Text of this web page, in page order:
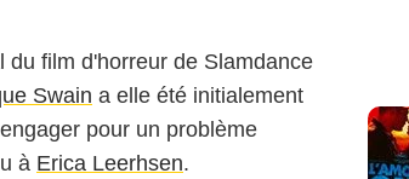
du film d'horreur de Slamdance
Swain a elle été initialement
pour un problème
à Erica Leerhsen.